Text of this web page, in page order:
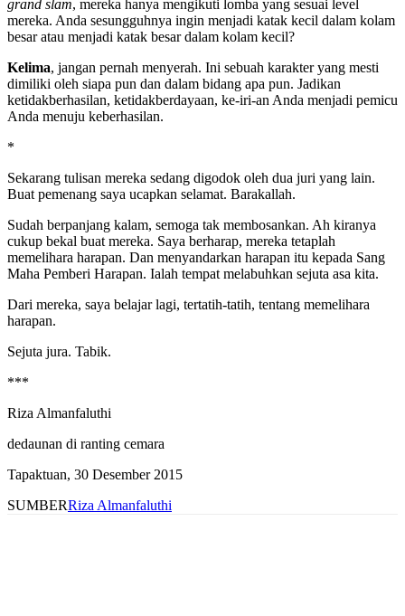
grand slam, mereka hanya mengikuti lomba yang sesuai level
mereka. Anda sesungguhnya ingin menjadi katak kecil dalam kolam
besar atau menjadi katak besar dalam kolam kecil?
Kelima, jangan pernah menyerah. Ini sebuah karakter yang mesti
dimiliki oleh siapa pun dan dalam bidang apa pun. Jadikan
ketidakberhasilan, ketidakberdayaan, ke-iri-an Anda menjadi pemicu
Anda menuju keberhasilan.
*
Sekarang tulisan mereka sedang digodok oleh dua juri yang lain.
Buat pemenang saya ucapkan selamat. Barakallah.
Sudah berpanjang kalam, semoga tak membosankan. Ah kiranya
cukup bekal buat mereka. Saya berharap, mereka tetaplah
memelihara harapan. Dan menyandarkan harapan itu kepada Sang
Maha Pemberi Harapan. Ialah tempat melabuhkan sejuta asa kita.
Dari mereka, saya belajar lagi, tertatih-tatih, tentang memelihara
harapan.
Sejuta jura. Tabik.
***
Riza Almanfaluthi
dedaunan di ranting cemara
Tapaktuan, 30 Desember 2015
SUMBERRiza Almanfaluthi